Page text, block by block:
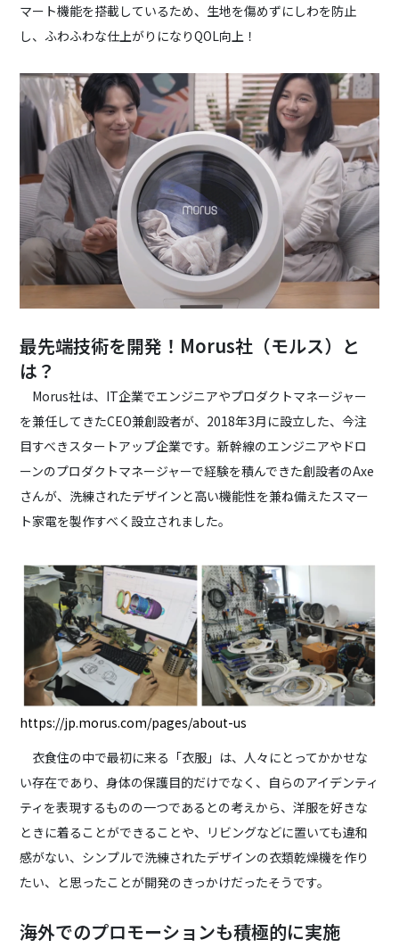
マート機能を搭載しているため、生地を傷めずにしわを防止
し、ふわふわな仕上がりになりQOL向上！
最先端技術を開発！Morus社（モルス）と
は？
Morus社は、IT企業でエンジニアやプロダクトマネージャー
を兼任してきたCEO兼創設者が、2018年3月に設立した、今注
目すべきスタートアップ企業です。新幹線のエンジニアやドロ
ーンのプロダクトマネージャーで経験を積んできた創設者のAxe
さんが、洗練されたデザインと高い機能性を兼ね備えたスマー
ト家電を製作すべく設立されました。
https://jp.morus.com/pages/about-us
衣食住の中で最初に来る「衣服」は、人々にとってかかせな
い存在であり、身体の保護目的だけでなく、自らのアイデンティ
ティを表現するものの一つであるとの考えから、洋服を好きな
ときに着ることができることや、リビングなどに置いても違和
感がない、シンプルで洗練されたデザインの衣類乾燥機を作り
たい、と思ったことが開発のきっかけだったそうです。
海外でのプロモーションも積極的に実施